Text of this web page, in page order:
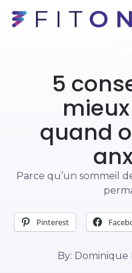
5
quand
Parce qu’un sommeil
Pinterest
By: Dominique